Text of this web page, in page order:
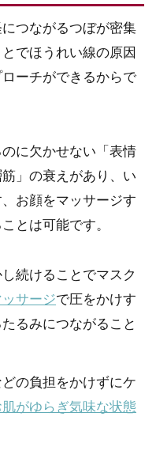
つながるつぼが密集
でほうれい線の原因
ーチができるからで
に欠かせない「表情
」の衰えがあり、い
お顔をマッサージす
とは可能です。
続けることでマスク
サージで圧をかけす
るみにつながること
の負担をかけずにケ
肌がゆらぎ気味な状態